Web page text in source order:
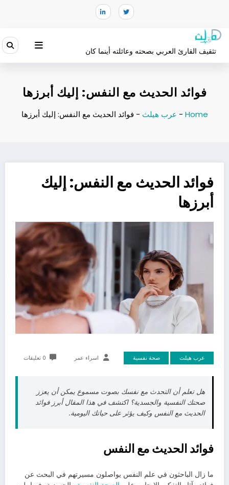
تثقيف القارئ العربي بصحته وعائلته أينما كان
فوائد الحديث مع النفس: إليك أبرزها
Home
- عرب هيلث - فوائد الحديث مع النفس: إليك أبرزها
فوائد الحديث مع النفس: إليك
أبرزها
عرب هيلث صحة نفسية اسراء عمر 0 تعليقات
هل تعلم أن التحدث مع نفسك بصوت مسموع يمكن أن يعزز
صحتك النفسية والجسدية؟ اكتشف في هذا المقال أبرز فوائد
الحديث مع النفس وكيف يؤثر على حياتك اليومية.
فوائد الحديث مع النفس
ما زال الباحثون في علم النفس يواصلون مسيرتهم في البحث عن